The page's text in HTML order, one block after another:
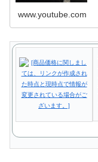
www.youtube.com